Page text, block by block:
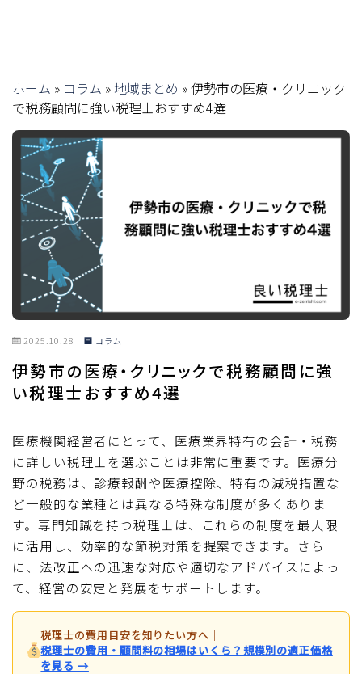
ホーム » コラム » 地域まとめ »伊勢市の医療・クリニック
で税務顧問に強い税理士おすすめ4選
2025.10.28 コラム
伊勢市の医療・クリニックで税務顧問に強
い税理士おすすめ4選
医療機関経営者にとって、医療業界特有の会計・税務
に詳しい税理士を選ぶことは非常に重要です。医療分
野の税務は、診療報酬や医療控除、特有の減税措置な
ど一般的な業種とは異なる特殊な制度が多くありま
す。専門知識を持つ税理士は、これらの制度を最大限
に活用し、効率的な節税対策を提案できます。さら
に、法改正への迅速な対応や適切なアドバイスによっ
て、経営の安定と発展をサポートします。
税理士の費用目安を知りたい方へ ｜
税理士の費用・顧問料の相場はいくら？規模別の適正価格
を見る →